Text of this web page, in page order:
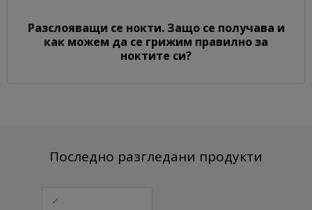
Разслояващи се нокти. Защо се получава и
как можем да се грижим правилно за
ноктите си?
Последно разгледани продукти